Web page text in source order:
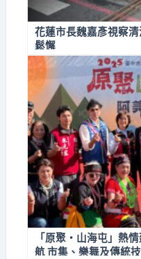
花蓮市長魏嘉彥視察
鬆懈
「原聚・山海屯」熱
航 市集、樂舞及傳統